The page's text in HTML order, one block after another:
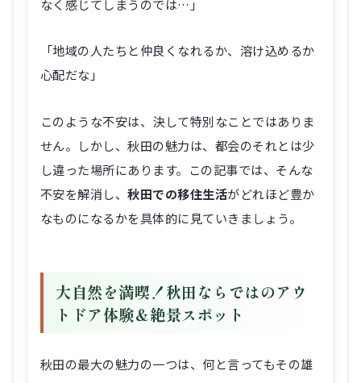
なく感じてしまうのでは…」
「地域の人たちと仲良くなれるか、溶け込めるか
心配だな」
このような不安は、決して特別なことではありま
せん。しかし、秋田の魅力は、都会のそれとは少
し違った場所にあります。この記事では、そんな
不安を解消し、秋田での移住生活がどれほど豊か
なものになるかを具体的に見ていきましょう。
大自然を満喫！秋田ならではのアウ
トドア体験＆絶景スポット
秋田の最大の魅力の一つは、何と言ってもその雄